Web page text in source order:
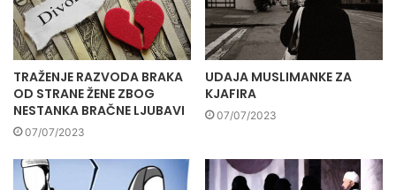
TRAŽENJE RAZVODA BRAKA
OD STRANE ŽENE ZBOG
NESTANKA BRAČNE LJUBAVI
07/07/2023
UDAJA MUSLIMANKE ZA
KJAFIRA
07/07/2023